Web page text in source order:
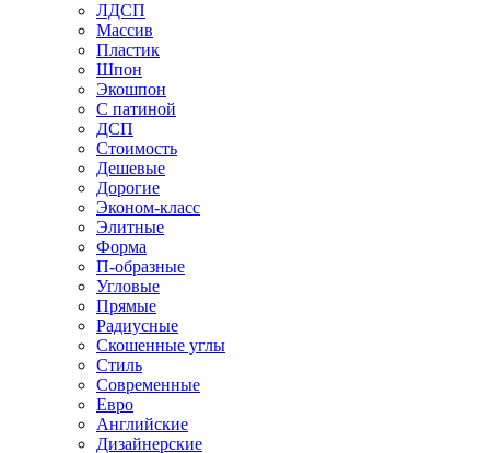
ЛДСП
Массив
Пластик
Шпон
Экошпон
С патиной
ДСП
Стоимость
Дешевые
Дорогие
Эконом-класс
Элитные
Форма
П-образные
Угловые
Прямые
Радиусные
Скошенные углы
Стиль
Современные
Евро
Английские
Дизайнерские